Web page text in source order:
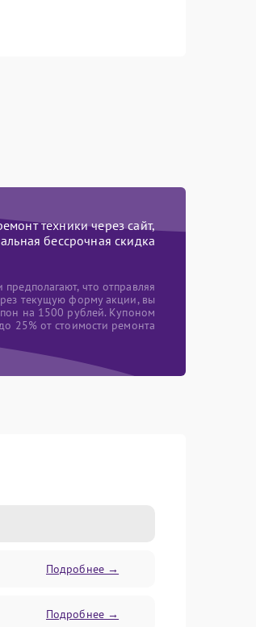
техники через сайт,
бессрочная скидка
предполагают, что отправляя
текущую форму акции, вы
на 1500 рублей. Купоном
25% от стоимости ремонта
Подробнее →
Подробнее →